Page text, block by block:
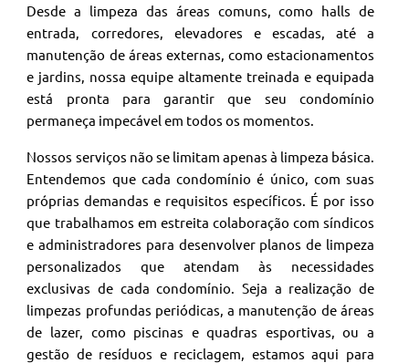
Desde a limpeza das áreas comuns, como halls de
entrada, corredores, elevadores e escadas, até a
manutenção de áreas externas, como estacionamentos
e jardins, nossa equipe altamente treinada e equipada
está pronta para garantir que seu condomínio
permaneça impecável em todos os momentos.
Nossos serviços não se limitam apenas à limpeza básica.
Entendemos que cada condomínio é único, com suas
próprias demandas e requisitos específicos. É por isso
que trabalhamos em estreita colaboração com síndicos
e administradores para desenvolver planos de limpeza
personalizados que atendam às necessidades
exclusivas de cada condomínio. Seja a realização de
limpezas profundas periódicas, a manutenção de áreas
de lazer, como piscinas e quadras esportivas, ou a
gestão de resíduos e reciclagem, estamos aqui para